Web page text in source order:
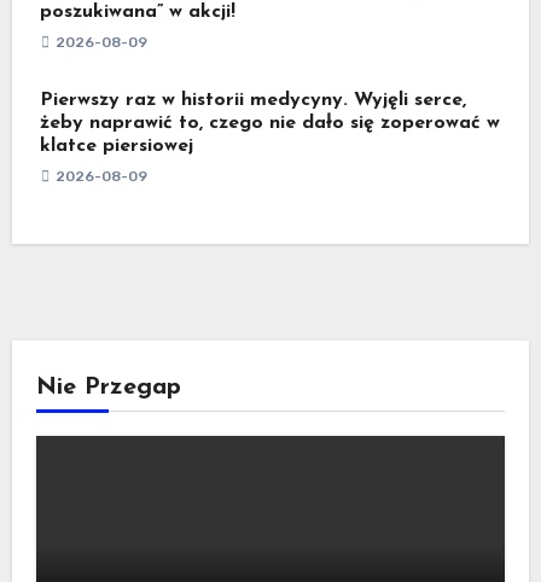
poszukiwana” w akcji!
2026-08-09
Pierwszy raz w historii medycyny. Wyjęli serce,
żeby naprawić to, czego nie dało się zoperować w
klatce piersiowej
2026-08-09
Nie Przegap